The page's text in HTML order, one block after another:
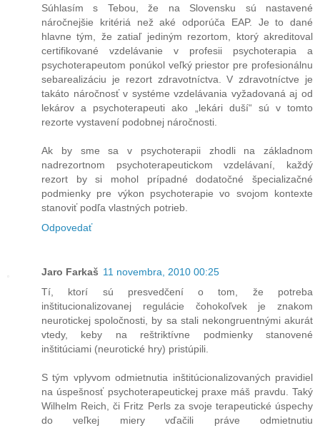
Súhlasím s Tebou, že na Slovensku sú nastavené
náročnejšie kritériá než aké odporúča EAP. Je to dané
hlavne tým, že zatiaľ jediným rezortom, ktorý akreditoval
certifikované vzdelávanie v profesii psychoterapia a
psychoterapeutom ponúkol veľký priestor pre profesionálnu
sebarealizáciu je rezort zdravotníctva. V zdravotníctve je
takáto náročnosť v systéme vzdelávania vyžadovaná aj od
lekárov a psychoterapeuti ako „lekári duší“ sú v tomto
rezorte vystavení podobnej náročnosti.
Ak by sme sa v psychoterapii zhodli na základnom
nadrezortnom psychoterapeutickom vzdelávaní, každý
rezort by si mohol prípadné dodatočné špecializačné
podmienky pre výkon psychoterapie vo svojom kontexte
stanoviť podľa vlastných potrieb.
Odpovedať
Jaro Farkaš 11 novembra, 2010 00:25
Tí, ktorí sú presvedčení o tom, že potreba
inštitucionalizovanej regulácie čohokoľvek je znakom
neurotickej spoločnosti, by sa stali nekongruentnými akurát
vtedy, keby na reštriktívne podmienky stanovené
inštitúciami (neurotické hry) pristúpili.
S tým vplyvom odmietnutia inštitúcionalizovaných pravidiel
na úspešnosť psychoterapeutickej praxe máš pravdu. Taký
Wilhelm Reich, či Fritz Perls za svoje terapeutické úspechy
do veľkej miery vďačili práve odmietnutiu